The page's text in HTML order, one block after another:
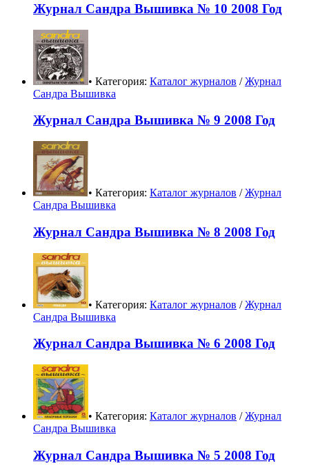
Журнал Сандра Вышивка № 10 2008 Год
• Категория: Каталог журналов /Журнал
Сандра Вышивка
Журнал Сандра Вышивка № 9 2008 Год
• Категория: Каталог журналов /Журнал
Сандра Вышивка
Журнал Сандра Вышивка № 8 2008 Год
• Категория: Каталог журналов /Журнал
Сандра Вышивка
Журнал Сандра Вышивка № 6 2008 Год
• Категория: Каталог журналов /Журнал
Сандра Вышивка
Журнал Сандра Вышивка № 5 2008 Год